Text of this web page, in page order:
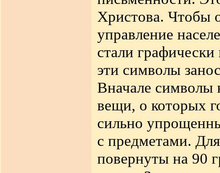
Христова. Чтобы
управление
стали графически
эти символы
Вначале символы
вещи, о которых
сильно
с предметами.
повернуты на 90